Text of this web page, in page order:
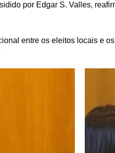
por Edgar S. Valles,
entre os eleitos locais e